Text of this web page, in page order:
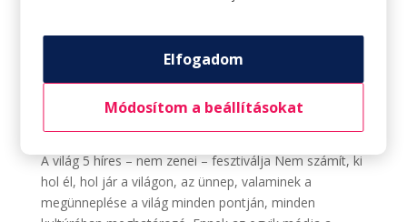
A világ 5 híres – nem zenei – fesztiválja
HelloPlazaEeltoltoUser |aug 9, 2021
A világ 5 híres – nem zenei – fesztiválja Nem számít, ki
hol él, hol jár a világon, az ünnep, valaminek a
megünneplése a világ minden pontján, minden
Elfogadom
Módosítom a beállításokat